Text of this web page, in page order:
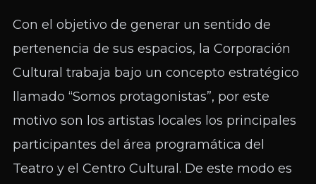
Con el objetivo de generar un sentido de
pertenencia de sus espacios, la Corporación
Cultural trabaja bajo un concepto estratégico
llamado “Somos protagonistas”, por este
motivo son los artistas locales los principales
participantes del área programática del
Teatro y el Centro Cultural. De este modo es